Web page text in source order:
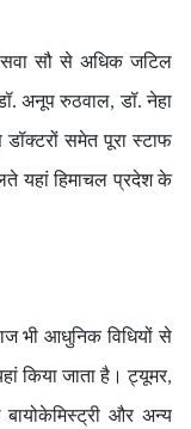
सौ से अधिक जटिल
अनूप रुठवाल, डॉ. नेहा
समेत पूरा स्टाफ
यहां हिमाचल प्रदेश के
भी आधुनिक विधियों से
किया जाता है। ट्यूमर,
और अन्य